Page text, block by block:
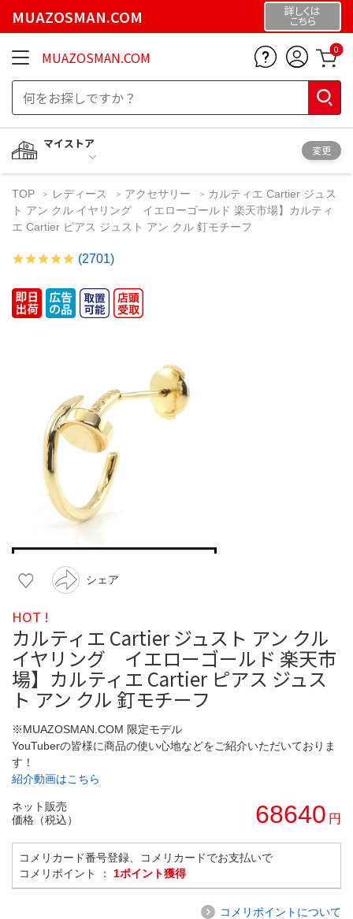
MUAZOSMAN.COM 詳しくは
こちら
MUAZOSMAN.COM 0
マイストア
変更
TOP レディース アクセサリー
カルティエ Cartier ジュス
ト アン クル イヤリング イエローゴールド 楽天市場】カルティ
エ Cartier ピアス ジュスト アン クル 釘モチーフ
(2701)
シェア
HOT !
カルティエ Cartier ジュスト アン クル
イヤリング イエローゴールド 楽天市
場】カルティエ Cartier ピアス ジュス
ト アン クル 釘モチーフ
※MUAZOSMAN.COM 限定モデル
YouTuberの皆様に商品の使い心地などをご紹介いただいておりま
す！
紹介動画はこちら
ネット販売
価格（税込）
68640 円
コメリカード番号登録、コメリカードでお支払いで
コメリポイント ： 1ポイント獲得
コメリポイントについて